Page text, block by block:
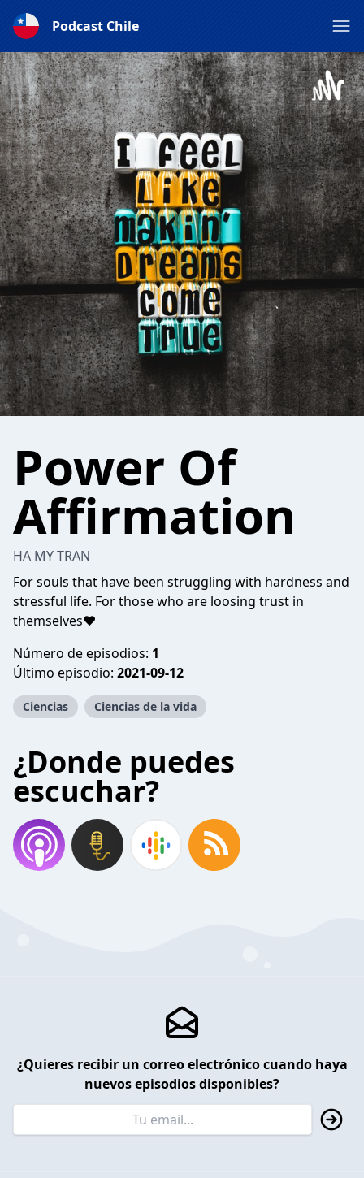
Podcast Chile
Power Of
Affirmation
HA MY TRAN
For souls that have been struggling with hardness and
stressful life. For those who are loosing trust in
themselves❤
Número de episodios: 1
Último episodio: 2021-09-12
Ciencias Ciencias de la vida
¿Donde puedes
escuchar?
¿Quieres recibir un correo electrónico cuando haya
nuevos episodios disponibles?